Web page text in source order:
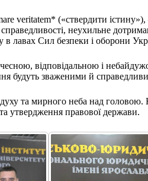
veritatem* («ствердити
неухильне
в лавах Сил безпеки і оборони
відповідальною і
будуть зваженими й
та мирного неба над
утвердження правової держави.